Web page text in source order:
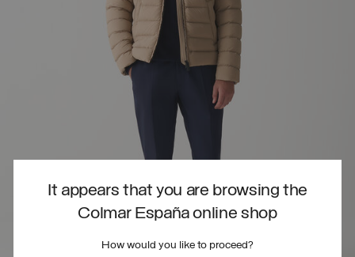
It appears that you are browsing the
Colmar España online shop
How would you like to proceed?